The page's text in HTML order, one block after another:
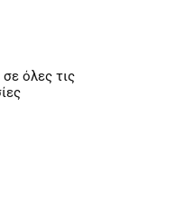
όλες τις